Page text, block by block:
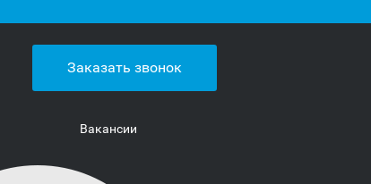
Заказать звонок
Вакансии